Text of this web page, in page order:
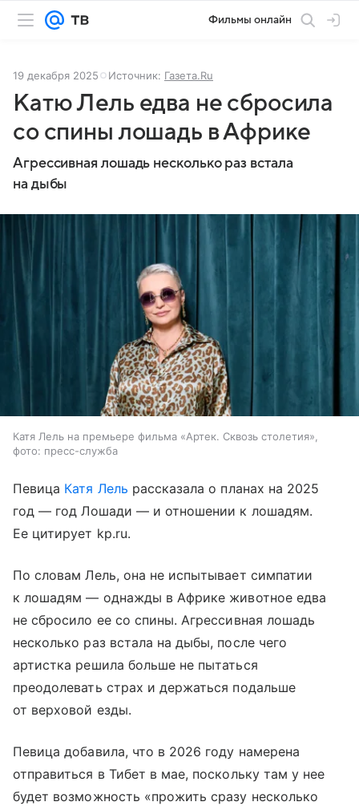
Фильмы онлайн
19 декабря 2025 Источник: Газета.Ru
Катю Лель едва не сбросила
со спины лошадь в Африке
Агрессивная лошадь несколько раз встала
на дыбы
Катя Лель на премьере фильма «Артек. Сквозь столетия»,
фото: пресс-служба
Певица Катя Лель рассказала о планах на 2025
год — год Лошади — и отношении к лошадям.
Ее цитирует kp.ru.
По словам Лель, она не испытывает симпатии
к лошадям — однажды в Африке животное едва
не сбросило ее со спины. Агрессивная лошадь
несколько раз встала на дыбы, после чего
артистка решила больше не пытаться
преодолевать страх и держаться подальше
от верховой езды.
Певица добавила, что в 2026 году намерена
отправиться в Тибет в мае, поскольку там у нее
будет возможность «прожить сразу несколько